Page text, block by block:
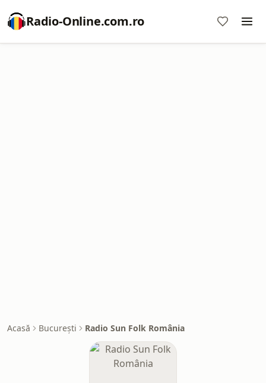
Radio-Online.com.ro
Acasă București Radio Sun Folk România